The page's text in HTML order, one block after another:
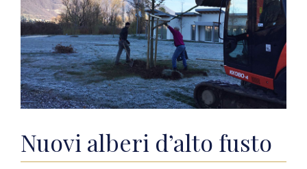
Nuovi alberi d’alto fusto